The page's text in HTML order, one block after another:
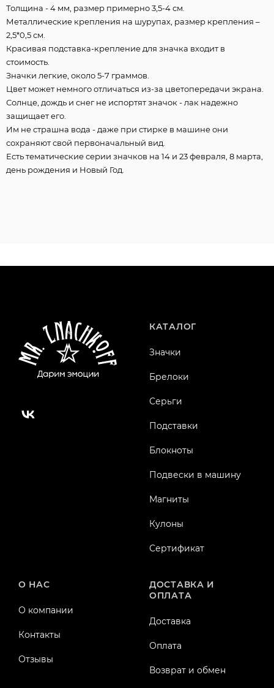
Толщина - 4 мм, размер примерно 3,5-4 см.
Металлические крепления на шурупах, размер крепления –
2,5*0,5 см.
Красивая подставка-крепление для значка входит в
стоимость.
Значки легкие, около 5-7 граммов.
Цвет может немного отличаться из-за цветопередачи экрана.
Солнце, дождь и снег не испортят значок - лак надежно
защищает его.
Им не страшна вода - даже при стирке в машине они
сохраняют свой первоначальный вид.
Есть тематические серии значков на 14 и 23 февраля, 8 марта,
день рождения и Новый Год.
КАТАЛОГ
Значки
Брелоки
Серьги
Подставки
Блокноты
Подвески в машину
Магниты
Кулоны
Сертификат
О НАС
О компании
Контакты
Отзывы
ДОСТАВКА И
ОПЛАТА
Доставка
Оплата
Возврат и обмен